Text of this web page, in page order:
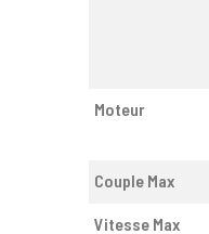
Moteur
Couple Max
Vitesse Max